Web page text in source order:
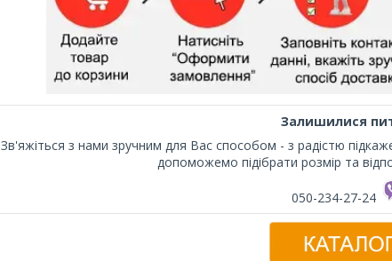
Залишилися
Зв'яжіться з нами зручним для Вас способом - з радістю
допоможемо підібрати розмір та
050-234-27-24